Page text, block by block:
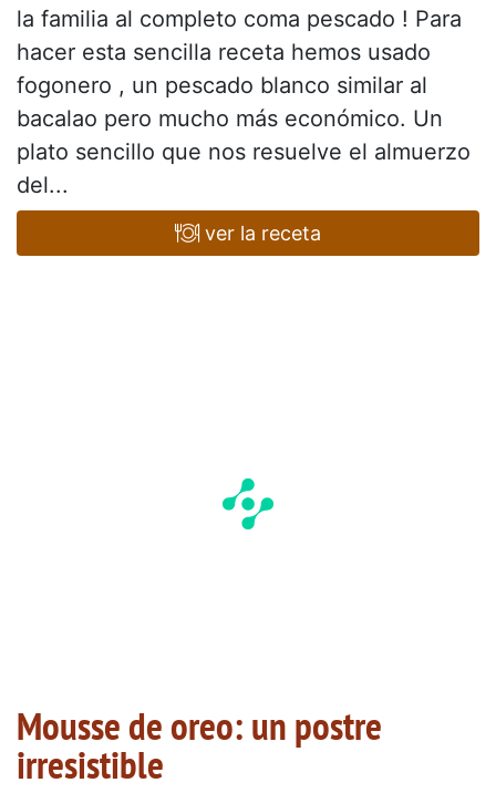
la familia al completo coma pescado ! Para
hacer esta sencilla receta hemos usado
fogonero , un pescado blanco similar al
bacalao pero mucho más económico. Un
plato sencillo que nos resuelve el almuerzo
del...
ver la receta
Mousse de oreo: un postre
irresistible